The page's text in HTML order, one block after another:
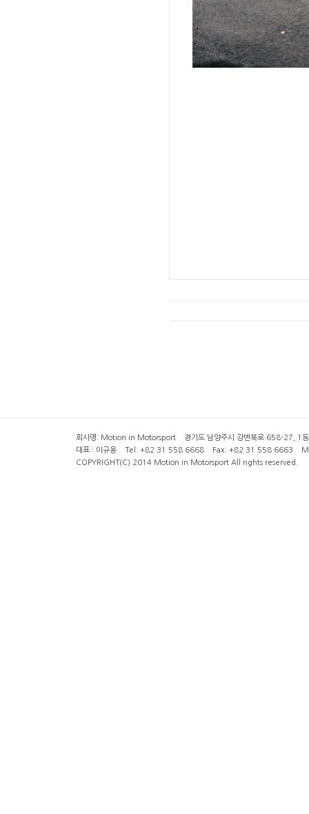
회사명: Motion in Motorsport 경기도 남양주시 강변북로 658-27,
대표 : 이규용 Tel: +82 31 558 6668 Fax: +82 31 558 6663
COPYRIGHT(C) 2014 Motion in Motorsport All rights reserved.